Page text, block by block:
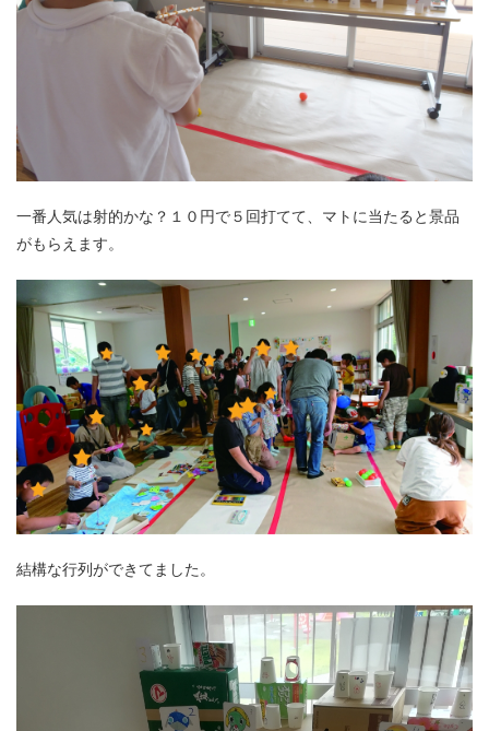
一番人気は射的かな？１０円で５回打てて、マトに当たると景品
がもらえます。
結構な行列ができてました。